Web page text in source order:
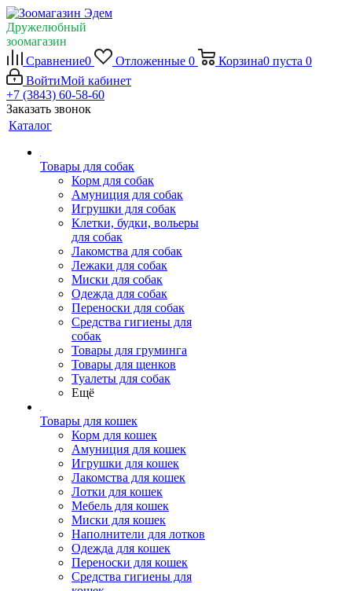
Дружелюбный
зоомагазин
Сравнение0 Отложенные 0 Корзина0 пуста 0
ВойтиМой кабинет
+7 (3843) 60-58-60
Заказать звонок
Каталог
Товары для собак
Корм для собак
Амуниция для собак
Игрушки для собак
Клетки, будки, вольеры
для собак
Лакомства для собак
Лежаки для собак
Миски для собак
Одежда для собак
Переноски для собак
Средства гигиены для
собак
Товары для груминга
Товары для щенков
Туалеты для собак
Ещё
Товары для кошек
Корм для кошек
Амуниция для кошек
Игрушки для кошек
Лакомства для кошек
Лотки для кошек
Мебель для кошек
Миски для кошек
Наполнители для лотков
Одежда для кошек
Переноски для кошек
Средства гигиены для